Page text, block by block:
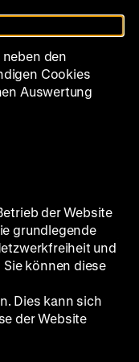
Uhr
den
Cookies
Auswertung
der Website
grundlegende
und
können diese
Dies kann sich
der Website